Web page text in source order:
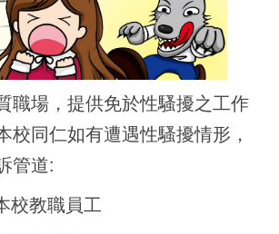
職場，提供免於性騷擾之工作
校同仁如有遭遇性騷擾情形，
管道:
校教職員工